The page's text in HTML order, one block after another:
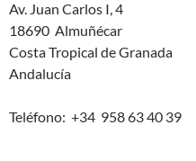
Av. Juan Carlos I, 4
18690 Almuñécar
Costa Tropical de Granada
Andalucía
Teléfono: +34 958 63 40 39